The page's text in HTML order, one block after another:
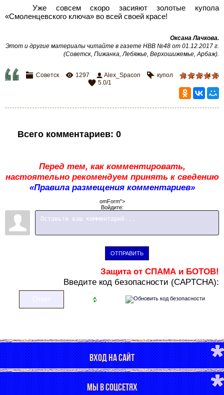
Уже совсем скоро засияют золотые купола
«Смоленцевского ключа» во всей своей красе!
Оксана Лачкова.
Этот и другие материалы читайте в газете НВВ №48 от 01.12.2017 г.
(Советск, Пижанка, Лебяжье, Верхошижемье, Арбаж).
1 2 3 4 5
Советск 1297 Alex_Spacon
купол
5.0/1
Всего комментариев: 0
Перед тем, как комментировать,
настоятельно рекомендуем принять к сведению
«Правила размещения комментариев»
omForm">
Войдите:
ОТПРАВИТЬ
Защита от СПАМА и БОТОВ!
Введите код безопасности (CAPTCHA):
ВХОД НА САЙТ
МЫ В СОЦСЕТЯХ